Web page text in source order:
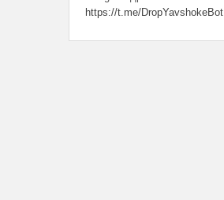
https://t.me/DropYavshokeBot